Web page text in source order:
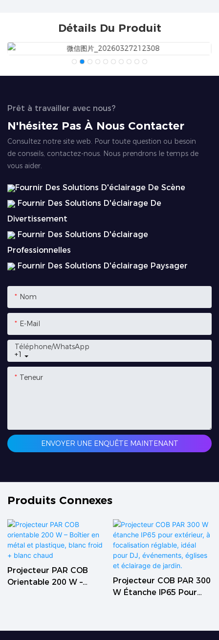
Détails Du Produit
Prêt à travailler avec nous?
N'hésitez Pas À Nous Contacter
Consultez notre site web. Pour toute question ou besoin
de conseils, contactez-nous. Nous prendrons le temps de
vous aider.
Fournir Des Solutions D'éclairage De Scène
Fournir Des Solutions D'éclairage De
Divertissement
Fournir Des Solutions D'éclairage
Professionnelles
Fournir Des Solutions D'éclairage Paysager
Nom
E-Mail
+1
Téléphone/WhatsApp
Teneur
ENVOYER UNE ENQUÊTE MAINTENANT
Produits Connexes
Projecteur PAR COB
Orientable 200 W –
Projecteur COB PAR 300
W Étanche IP65 Pour